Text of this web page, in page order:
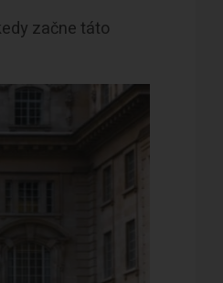
začne táto